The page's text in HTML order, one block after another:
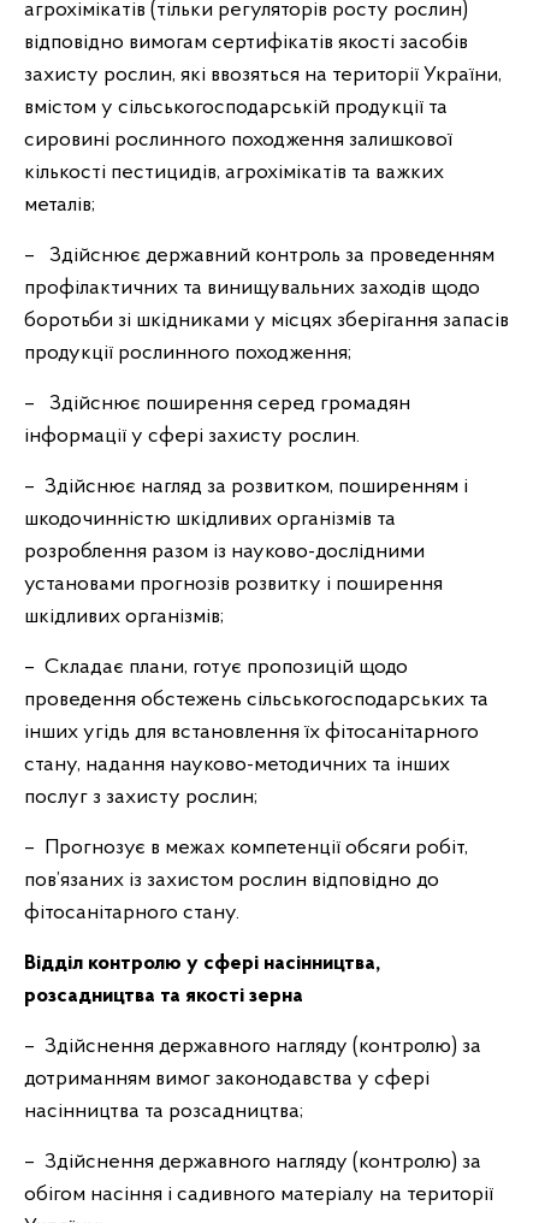
агрохімікатів (тільки регуляторів росту рослин)
відповідно вимогам сертифікатів якості засобів
захисту рослин, які ввозяться на території України,
вмістом у сільськогосподарській продукції та
сировині рослинного походження залишкової
кількості пестицидів, агрохімікатів та важких
металів;
– Здійснює державний контроль за проведенням
профілактичних та винищувальних заходів щодо
боротьби зі шкідниками у місцях зберігання запасів
продукції рослинного походження;
– Здійснює поширення серед громадян
інформації у сфері захисту рослин.
– Здійснює нагляд за розвитком, поширенням і
шкодочинністю шкідливих організмів та
розроблення разом із науково-дослідними
установами прогнозів розвитку і поширення
шкідливих організмів;
– Складає плани, готує пропозицій щодо
проведення обстежень сільськогосподарських та
інших угідь для встановлення їх фітосанітарного
стану, надання науково-методичних та інших
послуг з захисту рослин;
– Прогнозує в межах компетенції обсяги робіт,
пов’язаних із захистом рослин відповідно до
фітосанітарного стану.
Відділ контролю у сфері насінництва,
розсадництва та якості зерна
– Здійснення державного нагляду (контролю) за
дотриманням вимог законодавства у сфері
насінництва та розсадництва;
– Здійснення державного нагляду (контролю) за
обігом насіння і садивного матеріалу на території